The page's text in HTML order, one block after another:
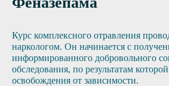
Курс комплексного отравления
наркологом. Он начинается с
информированного добровольного
обследования, по результатам
освобождения от зависимости.